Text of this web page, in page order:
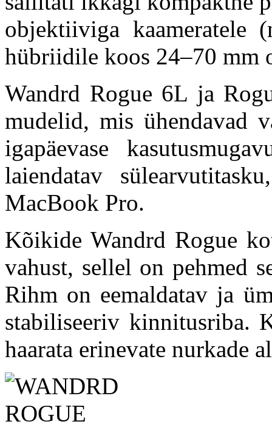
objektiiviga
hübriidile koos 24–70 mm
Wandrd Rogue 6L ja
mudelid, mis ühendavad
igapäevase
laiendatav
MacBook Pro.
Kõikide Wandrd Rogue
vahust, sellel on pehmed
Rihm on eemaldatav ja
stabiliseeriv kinnitusriba.
haarata erinevate nurkade